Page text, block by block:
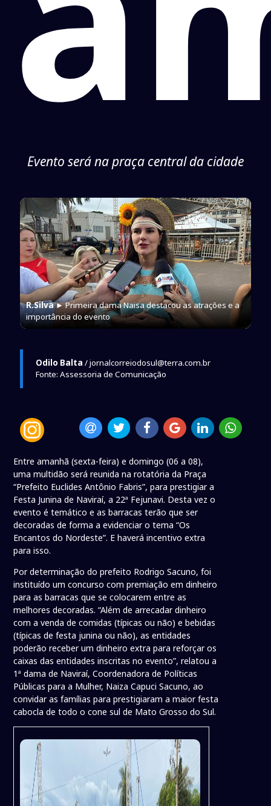
Evento será na praça central da cidade
R.Silva► Primeira dama Naisa destacou as atrações e a
importância do evento
Odilo Balta / jornalcorreiodosul@terra.com.br
Fonte: Assessoria de Comunicação
Entre amanhã (sexta-feira) e domingo (06 a 08),
uma multidão será reunida na rotatória da Praça
“Prefeito Euclides Antônio Fabris”, para prestigiar a
Festa Junina de Naviraí, a 22ª Fejunavi. Desta vez o
evento é temático e as barracas terão que ser
decoradas de forma a evidenciar o tema “Os
Encantos do Nordeste”. E haverá incentivo extra
para isso.
Por determinação do prefeito Rodrigo Sacuno, foi
instituído um concurso com premiação em dinheiro
para as barracas que se colocarem entre as
melhores decoradas. “Além de arrecadar dinheiro
com a venda de comidas (típicas ou não) e bebidas
(típicas de festa junina ou não), as entidades
poderão receber um dinheiro extra para reforçar os
caixas das entidades inscritas no evento”, relatou a
1ª dama de Naviraí, Coordenadora de Políticas
Públicas para a Mulher, Naiza Capuci Sacuno, ao
convidar as famílias para prestigiaram a maior festa
cabocla de todo o cone sul de Mato Grosso do Sul.